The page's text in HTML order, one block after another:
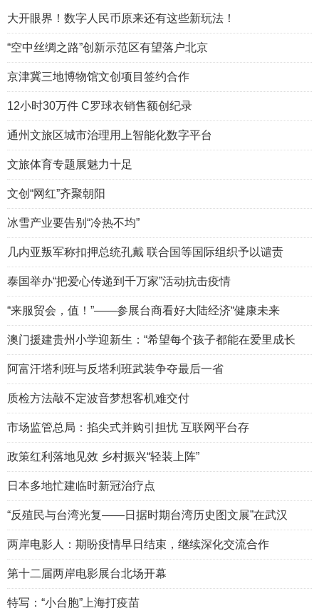
大开眼界！数字人民币原来还有这些新玩法！
“空中丝绸之路”创新示范区有望落户北京
京津冀三地博物馆文创项目签约合作
12小时30万件 C罗球衣销售额创纪录
通州文旅区城市治理用上智能化数字平台
文旅体育专题展魅力十足
文创“网红”齐聚朝阳
冰雪产业要告别“冷热不均”
几内亚叛军称扣押总统孔戴 联合国等国际组织予以谴责
泰国举办“把爱心传递到千万家”活动抗击疫情
“来服贸会，值！”——参展台商看好大陆经济“健康未来
澳门援建贵州小学迎新生：“希望每个孩子都能在爱里成长
阿富汗塔利班与反塔利班武装争夺最后一省
质检方法敲不定波音梦想客机难交付
市场监管总局：掐尖式并购引担忧 互联网平台存
政策红利落地见效 乡村振兴“轻装上阵”
日本多地忙建临时新冠治疗点
“反殖民与台湾光复——日据时期台湾历史图文展”在武汉
两岸电影人：期盼疫情早日结束，继续深化交流合作
第十二届两岸电影展台北场开幕
特写：“小台胞”上海打疫苗